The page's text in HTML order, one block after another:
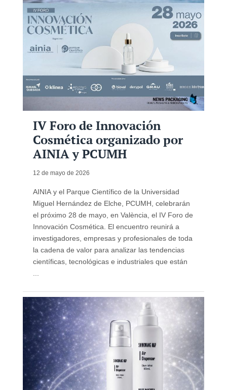
IV Foro de Innovación
Cosmética organizado por
AINIA y PCUMH
12 de mayo de 2026
AINIA y el Parque Científico de la Universidad
Miguel Hernández de Elche, PCUMH, celebrarán
el próximo 28 de mayo, en València, el IV Foro de
Innovación Cosmética. El encuentro reunirá a
investigadores, empresas y profesionales de toda
la cadena de valor para analizar las tendencias
científicas, tecnológicas e industriales que están